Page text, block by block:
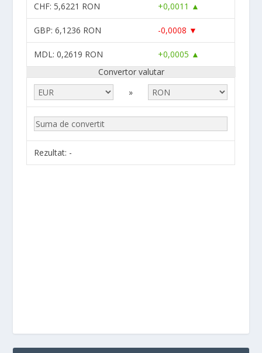
CHF: 5,6221 RON +0,0011 ▲
GBP: 6,1236 RON -0,0008 ▼
MDL: 0,2619 RON
+0,0005 ▲
Convertor valutar
»
Rezultat: -